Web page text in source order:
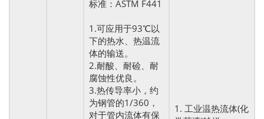
标准：ASTM F441
1.可应用于93℃以
下的热水、热温流
体的输送。
2.耐酸、耐硷、耐
腐蚀性优良。
3.热传导率小，约
为钢管的1/360，
对于管内流体有保
1. 工业温热流体(化